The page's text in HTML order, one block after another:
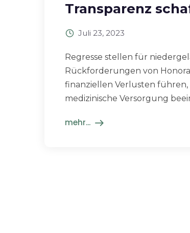
Transparenz
Juli 23, 2023
Regresse stellen für
Rückforderungen von
finanziellen Verlusten führen,
medizinische Versorgung
mehr...